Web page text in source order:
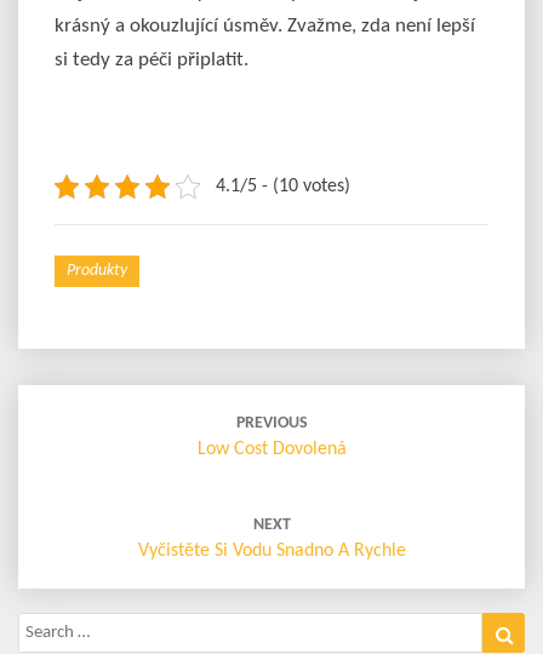
krásný a okouzlující úsměv. Zvažme, zda není lepší
si tedy za péči připlatit.
4.1/5 - (10 votes)
Produkty
PREVIOUS
Low Cost Dovolená
NEXT
Vyčistěte Si Vodu Snadno A Rychle
Search
for: